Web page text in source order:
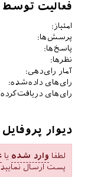
فعالیت توسط
امتیاز:
پرسش‌ها:
پاسخ‌ها:
نظرها:
آمار رای‌دهی:
رای‌های داده‌شده:
رای‌های
دیوار
لطفا وارد شده یا
پست ارسال نمایید